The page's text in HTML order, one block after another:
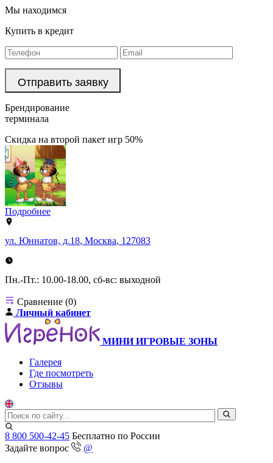
Мы находимся
Купить в кредит
Брендирование
терминала
Скидка на второй пакет игр 50%
Подробнее
ул. Юннатов, д.18, Москва, 127083
Пн.-Пт.: 10.00-18.00, сб-вс: выходной
Сравнение (0)
Личный кабинет
МИНИ ИГРОВЫЕ ЗОНЫ
Галерея
Где посмотреть
Отзывы
8 800 500-42-45 Бесплатно по России
Задайте вопрос
@